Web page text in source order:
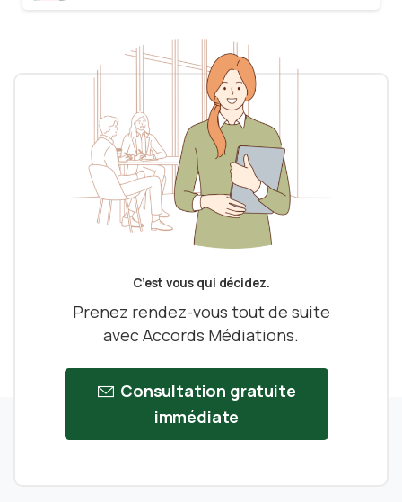
C’est vous qui décidez.
Prenez rendez-vous tout de suite
avec Accords Médiations.
Consultation gratuite
immédiate